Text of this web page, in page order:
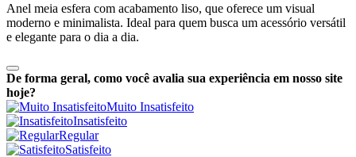
Anel meia esfera com acabamento liso, que oferece um visual
moderno e minimalista. Ideal para quem busca um acessório versátil
e elegante para o dia a dia.
De forma geral, como você avalia sua experiência em nosso site
hoje?
Muito Insatisfeito
Insatisfeito
Regular
Satisfeito